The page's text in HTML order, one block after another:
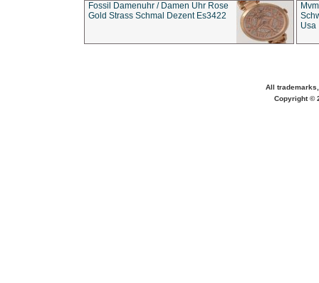
Fossil Damenuhr / Damen Uhr Rose
Gold Strass Schmal Dezent Es3422
Usa
All
Copyright ©